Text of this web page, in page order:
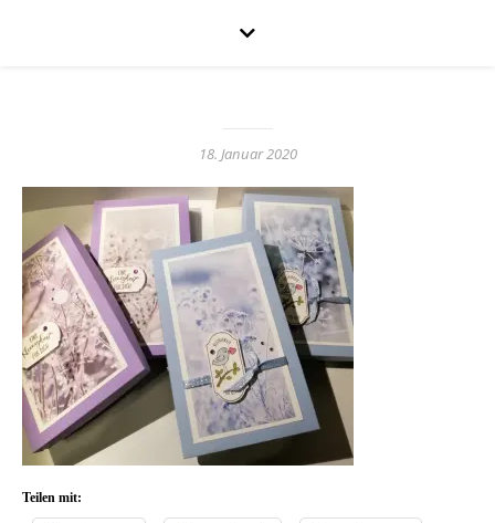
18. Januar 2020
Teilen mit: